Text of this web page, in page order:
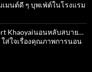
มนต์ดี ๆ บุพเฟ่ต์ในโรงแรม
Khaoyaiนอนหลับสบาย…
ส่ใจเรื่องคุณภาพการนอน